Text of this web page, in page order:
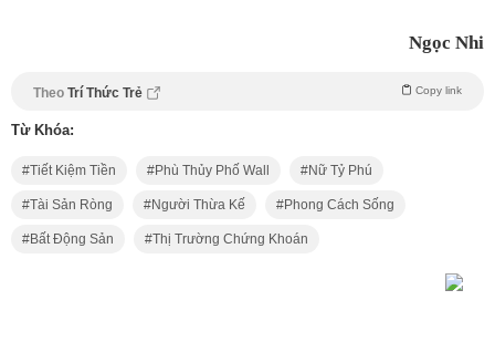
Ngọc Nhi
Theo Trí Thức Trẻ Copy link
Từ Khóa:
Tiết Kiệm Tiền Phù Thủy Phố Wall Nữ Tỷ Phú
Tài Sản Ròng Người Thừa Kế Phong Cách Sống
Bất Động Sản Thị Trường Chứng Khoán